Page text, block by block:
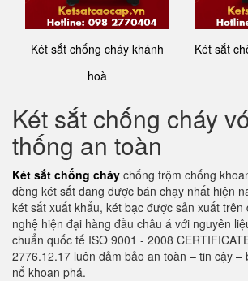
Két sắt chống cháy khánh
hoà
Két sắt
Két sắt chống cháy
thống an toàn
Két sắt chống cháy chống trộm chống
dòng két sắt đang được bán chạy nhất hiện
két sắt xuất khẩu, két bạc được sản xuất trên
nghệ hiện đại hàng đầu châu á với nguyên
chuẩn quốc tế ISO 9001 - 2008
2776.12.17 luôn đảm bảo an toàn – tin cậy –
nổ khoan phá.